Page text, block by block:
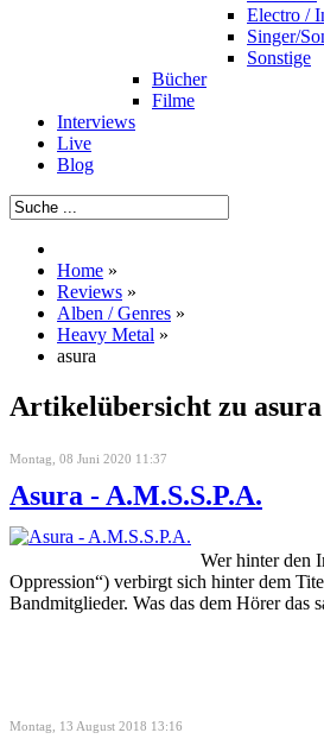
Electro /
Singer/
Sonstige
Bücher
Filme
Interviews
Live
Blog
Home »
Reviews »
Alben / Genres »
Heavy Metal »
asura
Artikelübersicht zu asura
Montag, 08 Juni 2020 11:37
Asura - A.M.S.S.P.A.
Wer hinter den
Oppression“) verbirgt sich hinter dem
Bandmitglieder. Was das dem Hörer das
Montag, 13 August 2018 13:16